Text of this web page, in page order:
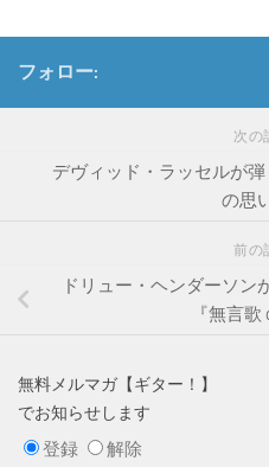
フォロー:
次の
デヴィッド・ラッセルが
の思
前の
ドリュー・ヘンダーソン
『無言歌
無料メルマガ【ギター！
でお知らせします
登録
解除